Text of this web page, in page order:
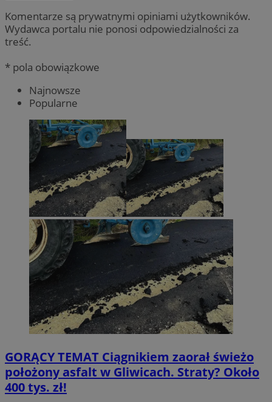
Komentarze są prywatnymi opiniami użytkowników.
Wydawca portalu nie ponosi odpowiedzialności za
treść.
* pola obowiązkowe
Najnowsze
Popularne
GORĄCY TEMAT Ciągnikiem zaorał świeżo
położony asfalt w Gliwicach. Straty? Około
400 tys. zł!